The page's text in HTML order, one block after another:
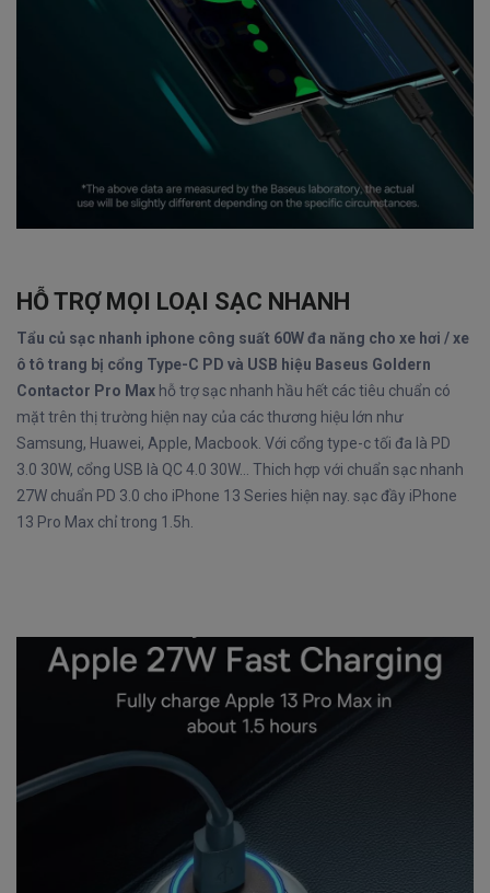
HỖ TRỢ MỌI LOẠI SẠC NHANH
Tẩu củ sạc nhanh iphone công suất 60W đa năng cho xe hơi / xe
ô tô trang bị cổng Type-C PD và USB hiệu Baseus Goldern
Contactor Pro Max hỗ trợ sạc nhanh hầu hết các tiêu chuẩn có
mặt trên thị trường hiện nay của các thương hiệu lớn như
Samsung, Huawei, Apple, Macbook. Với cổng type-c tối đa là PD
3.0 30W, cổng USB là QC 4.0 30W... Thich hợp với chuẩn sạc nhanh
27W chuẩn PD 3.0 cho iPhone 13 Series hiện nay. sạc đầy iPhone
13 Pro Max chỉ trong 1.5h.